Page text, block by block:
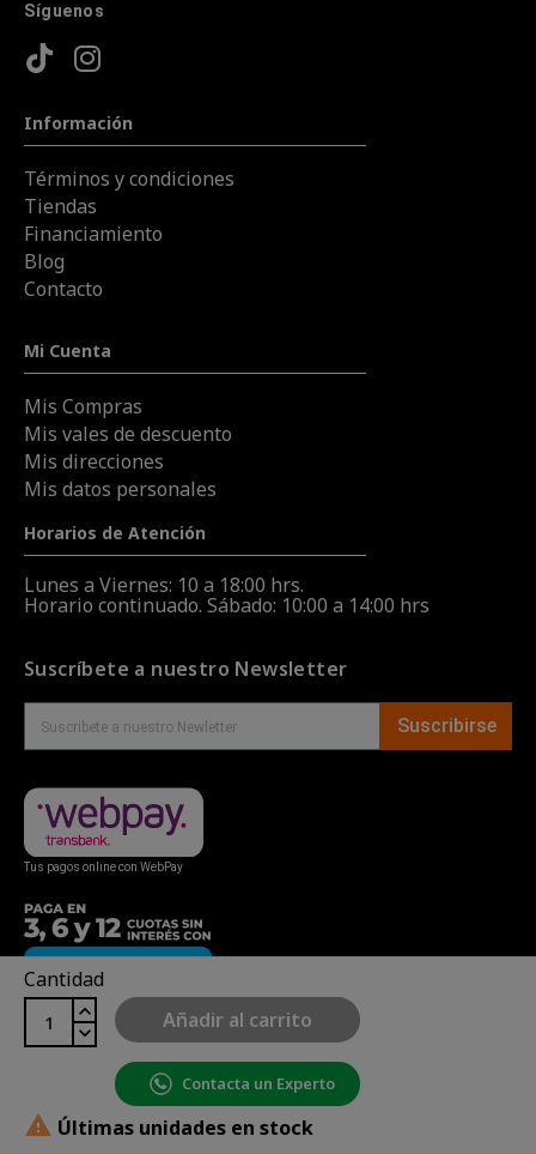
Cantidad
Añadir al carrito
Contacta un Experto
 Últimas unidades en stock
Síguenos
Información
Términos y condiciones
Tiendas
Financiamiento
Blog
Contacto
Mi Cuenta
Mis Compras
Mis vales de descuento
Mis direcciones
Mis datos personales
Horarios de Atención
Lunes a Viernes: 10 a 18:00 hrs.
Horario continuado. Sábado: 10:00 a 14:00 hrs
Suscríbete a nuestro Newsletter
Suscribirse
Tus pagos online con WebPay
Copyright© uBike Motos 2026|Mapa del sitio
byEnexum